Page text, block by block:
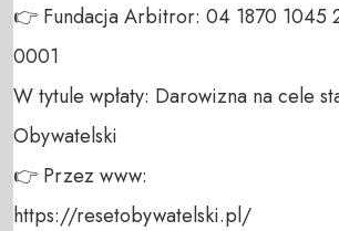
👉 Fundacja Arbitror: 04 1870 1045
0001
W tytule wpłaty: Darowizna na cele
Obywatelski
👉 Przez www:
https://resetobywatelski.pl/